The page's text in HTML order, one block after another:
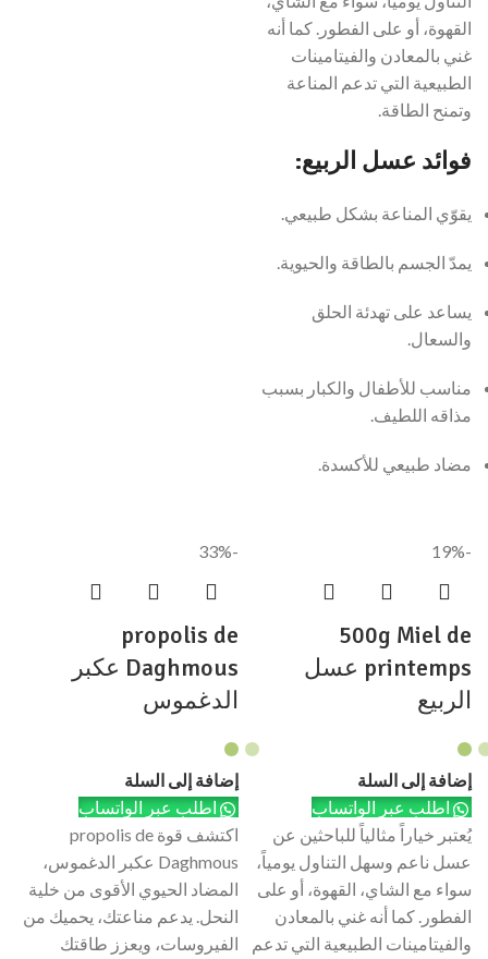
القهوة، أو على الفطور. كما أنه
غني بالمعادن والفيتامينات
الطبيعية التي تدعم المناعة
وتمنح الطاقة.
فوائد عسل الربيع:
يقوّي المناعة بشكل طبيعي.
يمدّ الجسم بالطاقة والحيوية.
يساعد على تهدئة الحلق
والسعال.
مناسب للأطفال والكبار بسبب
مذاقه اللطيف.
مضاد طبيعي للأكسدة.
-19%
500g Miel de
printemps عسل
الربيع
إضافة إلى السلة
اطلب عبر الواتساب
يُعتبر خياراً مثالياً للباحثين عن
عسل ناعم وسهل التناول يومياً،
سواء مع الشاي، القهوة، أو على
الفطور. كما أنه غني بالمعادن
والفيتامينات الطبيعية التي تدعم
-33%
propolis de
Daghmous عكبر
الدغموس
إضافة إلى السلة
اطلب عبر الواتساب
اكتشف قوة propolis de
Daghmous عكبر الدغموس،
المضاد الحيوي الأقوى من خلية
النحل. يدعم مناعتك، يحميك من
الفيروسات، ويعزز طاقتك